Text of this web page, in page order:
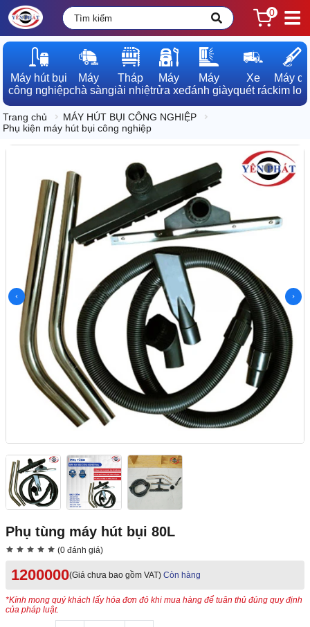
0
Máy hút bụi
công nghiệp
Máy
chà sàn
Tháp
giải nhiệt
Máy
rửa xe
Máy
đánh giày
Xe
quét rác
Máy dò
kim loại
Trang chủ
MÁY HÚT BỤI CÔNG NGHIỆP
Phụ kiện máy hút bụi công nghiệp
Phụ tùng máy hút bụi 80L
(0 đánh giá)
1200000(Giá chưa bao gồm VAT) Còn hàng
*Kính mong quý khách lấy hóa đơn đỏ khi mua hàng để tuân thủ đúng quy định
của pháp luật.